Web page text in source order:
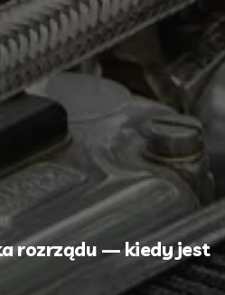
rozrządu — kiedy jest